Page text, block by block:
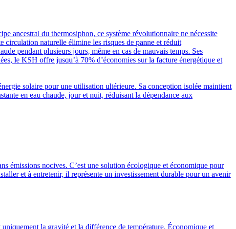
ancestral du thermosiphon, ce système révolutionnaire ne nécessite
circulation naturelle élimine les risques de panne et réduit
pendant plusieurs jours, même en cas de mauvais temps. Ses
le KSH offre jusqu’à 70% d’économies sur la facture énergétique et
solaire pour une utilisation ultérieure. Sa conception isolée maintient
en eau chaude, jour et nuit, réduisant la dépendance aux
émissions nocives. C’est une solution écologique et économique pour
et à entretenir, il représente un investissement durable pour un avenir
la gravité et la différence de température. Économique et